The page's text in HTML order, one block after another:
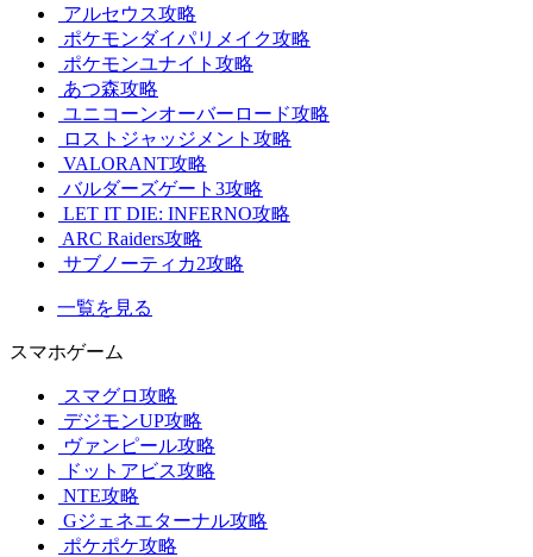
アルセウス攻略
ポケモンダイパリメイク攻略
ポケモンユナイト攻略
あつ森攻略
ユニコーンオーバーロード攻略
ロストジャッジメント攻略
VALORANT攻略
バルダーズゲート3攻略
LET IT DIE: INFERNO攻略
ARC Raiders攻略
サブノーティカ2攻略
一覧を見る
スマホゲーム
スマグロ攻略
デジモンUP攻略
ヴァンピール攻略
ドットアビス攻略
NTE攻略
Gジェネエターナル攻略
ポケポケ攻略